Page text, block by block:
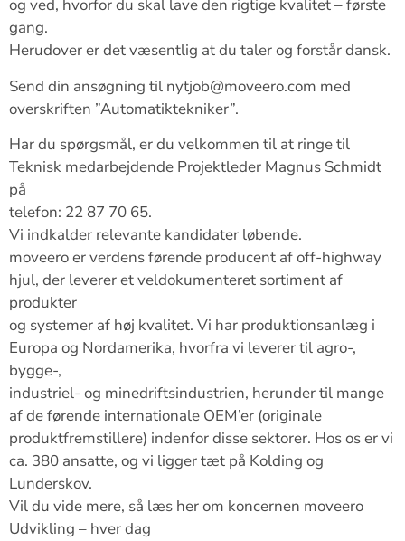
og ved, hvorfor du skal lave den rigtige kvalitet – første
gang.
Herudover er det væsentlig at du taler og forstår dansk.
Send din ansøgning til nytjob@moveero.com med
overskriften ”Automatiktekniker”.
Har du spørgsmål, er du velkommen til at ringe til
Teknisk medarbejdende Projektleder Magnus Schmidt
på
telefon: 22 87 70 65.
Vi indkalder relevante kandidater løbende.
moveero er verdens førende producent af off-highway
hjul, der leverer et veldokumenteret sortiment af
produkter
og systemer af høj kvalitet. Vi har produktionsanlæg i
Europa og Nordamerika, hvorfra vi leverer til agro-,
bygge-,
industriel- og minedriftsindustrien, herunder til mange
af de førende internationale OEM’er (originale
produktfremstillere) indenfor disse sektorer. Hos os er vi
ca. 380 ansatte, og vi ligger tæt på Kolding og
Lunderskov.
Vil du vide mere, så læs her om koncernen moveero
Udvikling – hver dag